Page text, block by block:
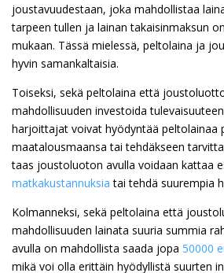
joustavuudestaan, joka mahdollistaa
tarpeen tullen ja lainan takaisinmaksun
mukaan. Tässä mielessä, peltolaina ja
hyvin samankaltaisia.
Toiseksi, sekä peltolaina että
mahdollisuuden investoida
harjoittajat voivat hyödyntää peltolainaa
maatalousmaansa tai tehdäkseen
taas joustoluoton avulla voidaan kattaa
matkakustannuksia tai tehdä suurempia
Kolmanneksi, sekä peltolaina että
mahdollisuuden lainata suuria summia
avulla on mahdollista saada jopa 50000
mikä voi olla erittäin hyödyllistä suurten